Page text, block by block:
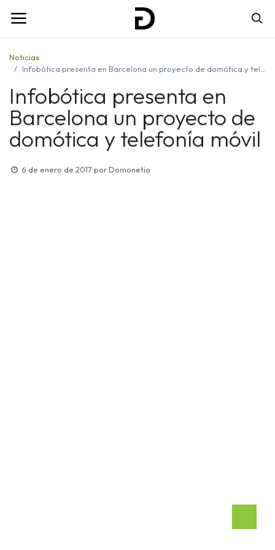
Noticias
Infobótica presenta en Barcelona un proyecto de domótica y telefonía móvil
Infobótica presenta en
Barcelona un proyecto de
domótica y telefonía móvil
6 de enero de 2017 porDomonetio